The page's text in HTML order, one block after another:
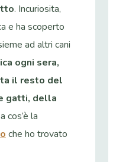
. Incuriosita,
e ha scoperto
ad altri cani
ogni sera,
il resto del
gatti, della
cos’è la
che ho trovato